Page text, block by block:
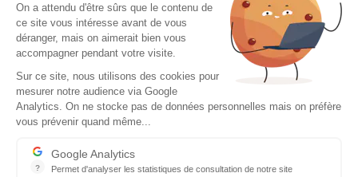
Copyright © 2026 - Tous droits réservés
Qui sommes-nous ?
Contact
On a attendu d'être sûrs que le contenu de
ce site vous intéresse avant de vous
déranger, mais on aimerait bien vous
accompagner pendant votre visite.
Sur ce site, nous utilisons des cookies pour
mesurer notre audience via Google
Analytics. On ne stocke pas de données personnelles mais on préfère
vous prévenir quand même...
?
Google Analytics
Permet d'analyser les statistiques de consultation de notre site